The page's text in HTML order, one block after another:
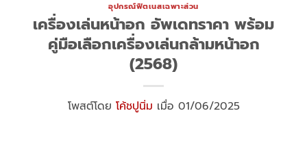
อุปกรณ์ฟิตเนสเฉพาะส่วน
เครื่องเล่นหน้าอก อัพเดทราคา พร้อม
คู่มือเลือกเครื่องเล่นกล้ามหน้าอก
(2568)
โพสต์โดย โค้ชปูนิ่ม เมื่อ 01/06/2025